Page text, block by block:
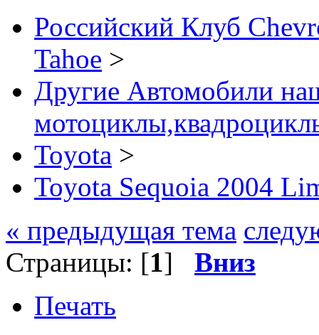
Российский Клуб
Tahoe >
Другие Автомобили
Toyota >
Toyota Sequoia 2004
« предыдущая тема
Страницы: [1] Вниз
Печать